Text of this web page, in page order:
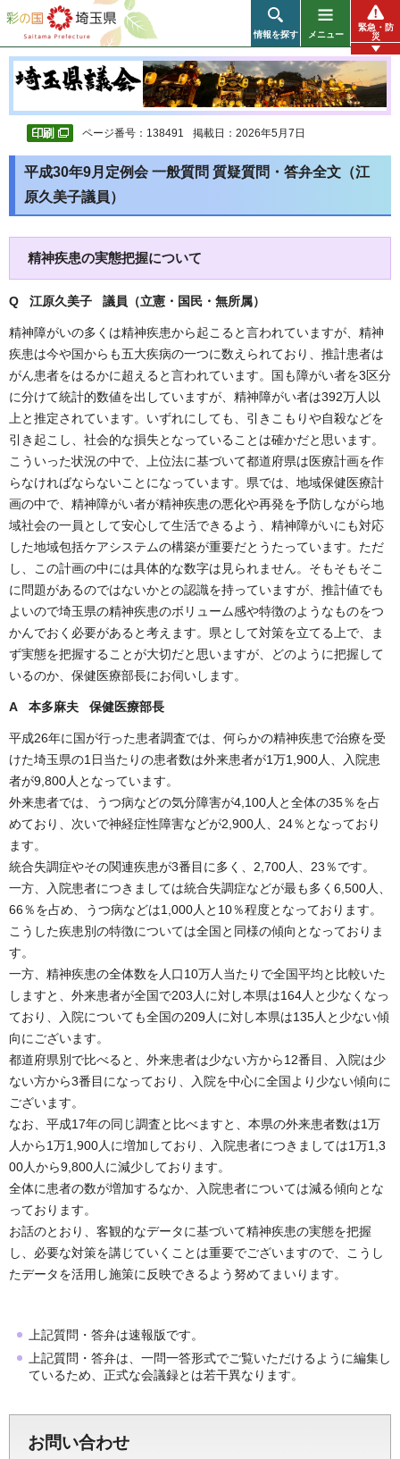
彩の国 埼玉県
情報を探す メニュー
緊急・防
災
ページ番号：138491 掲載日：2026年5月7日
平成30年9月定例会 一般質問 質疑質問・答弁全文（江
原久美子議員）
精神疾患の実態把握について
Q 江原久美子 議員（立憲・国民・無所属）
精神障がいの多くは精神疾患から起こると言われていますが、精神
疾患は今や国からも五大疾病の一つに数えられており、推計患者は
がん患者をはるかに超えると言われています。国も障がい者を3区分
に分けて統計的数値を出していますが、精神障がい者は392万人以
上と推定されています。いずれにしても、引きこもりや自殺などを
引き起こし、社会的な損失となっていることは確かだと思います。
こういった状況の中で、上位法に基づいて都道府県は医療計画を作
らなければならないことになっています。県では、地域保健医療計
画の中で、精神障がい者が精神疾患の悪化や再発を予防しながら地
域社会の一員として安心して生活できるよう、精神障がいにも対応
した地域包括ケアシステムの構築が重要だとうたっています。ただ
し、この計画の中には具体的な数字は見られません。そもそもそこ
に問題があるのではないかとの認識を持っていますが、推計値でも
よいので埼玉県の精神疾患のボリューム感や特徴のようなものをつ
かんでおく必要があると考えます。県として対策を立てる上で、ま
ず実態を把握することが大切だと思いますが、どのように把握して
いるのか、保健医療部長にお伺いします。
A 本多麻夫 保健医療部長
平成26年に国が行った患者調査では、何らかの精神疾患で治療を受
けた埼玉県の1日当たりの患者数は外来患者が1万1,900人、入院患
者が9,800人となっています。
外来患者では、うつ病などの気分障害が4,100人と全体の35％を占
めており、次いで神経症性障害などが2,900人、24％となっており
ます。
統合失調症やその関連疾患が3番目に多く、2,700人、23％です。
一方、入院患者につきましては統合失調症などが最も多く6,500人、
66％を占め、うつ病などは1,000人と10％程度となっております。
こうした疾患別の特徴については全国と同様の傾向となっておりま
す。
一方、精神疾患の全体数を人口10万人当たりで全国平均と比較いた
しますと、外来患者が全国で203人に対し本県は164人と少なくなっ
ており、入院についても全国の209人に対し本県は135人と少ない傾
向にございます。
都道府県別で比べると、外来患者は少ない方から12番目、入院は少
ない方から3番目になっており、入院を中心に全国より少ない傾向に
ございます。
なお、平成17年の同じ調査と比べますと、本県の外来患者数は1万
人から1万1,900人に増加しており、入院患者につきましては1万1,3
00人から9,800人に減少しております。
全体に患者の数が増加するなか、入院患者については減る傾向とな
っております。
お話のとおり、客観的なデータに基づいて精神疾患の実態を把握
し、必要な対策を講じていくことは重要でございますので、こうし
たデータを活用し施策に反映できるよう努めてまいります。
上記質問・答弁は速報版です。
上記質問・答弁は、一問一答形式でご覧いただけるように編集し
ているため、正式な会議録とは若干異なります。
お問い合わせ